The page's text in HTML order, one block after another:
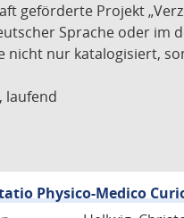
geförderte Projekt
Sprache oder im
nicht nur katalogisiert,
laufend
Physico-Medico